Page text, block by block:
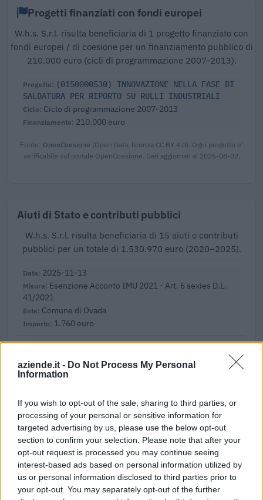
aziende.it - Do Not Process My Personal
Information
If you wish to opt-out of the sale, sharing to third parties, or
processing of your personal or sensitive information for
targeted advertising by us, please use the below opt-out
section to confirm your selection. Please note that after your
opt-out request is processed you may continue seeing
interest-based ads based on personal information utilized by
us or personal information disclosed to third parties prior to
your opt-out. You may separately opt-out of the further
Progetti finanziati con fondi europei
W.h.s. S.r.l. risulta beneficiaria di 1 progetto finanziato con
fondi europei / di coesione per un finanziamento pubblico di
210.000 euro (cicli di programmazione 2007-2013).
(0150000530) INNOVAZIONE NELLA FASE DI
SALDATURA PER RIPORTO SU RULLI INDUSTRIALI
Ciclo di programmazione 2007-2013
210.000 euro
Fonte: OpenCoesione (Open Data, licenza CC BY 4.0). Ogni progetto e'
verificabile sul portale OpenCoesione. Dati aggiornati al 2026-08-02.
Aiuti di Stato e contributi pubblici
W.h.s. S.r.l. risulta beneficiaria di 15 aiuti o contributi
pubblici per un totale di 1.530.970 euro (2020–2025).
2025-11-13
Esenzione Acconto IMU 2021 - Art. 6 sexies D.L.
41/2021
Comune di Ovada
1.760 euro
Fondo di garanzia per le piccole e medie imprese
Banca del Mezzogiorno MedioCredito Centrale S.p.A.
2024-04-19
Fondo di garanzia per le piccole e medie imprese
Banca del Mezzogiorno MedioCredito Centrale S.p.A.
82.500 euro
2024-04-12
Fondo di garanzia per le piccole e medie imprese